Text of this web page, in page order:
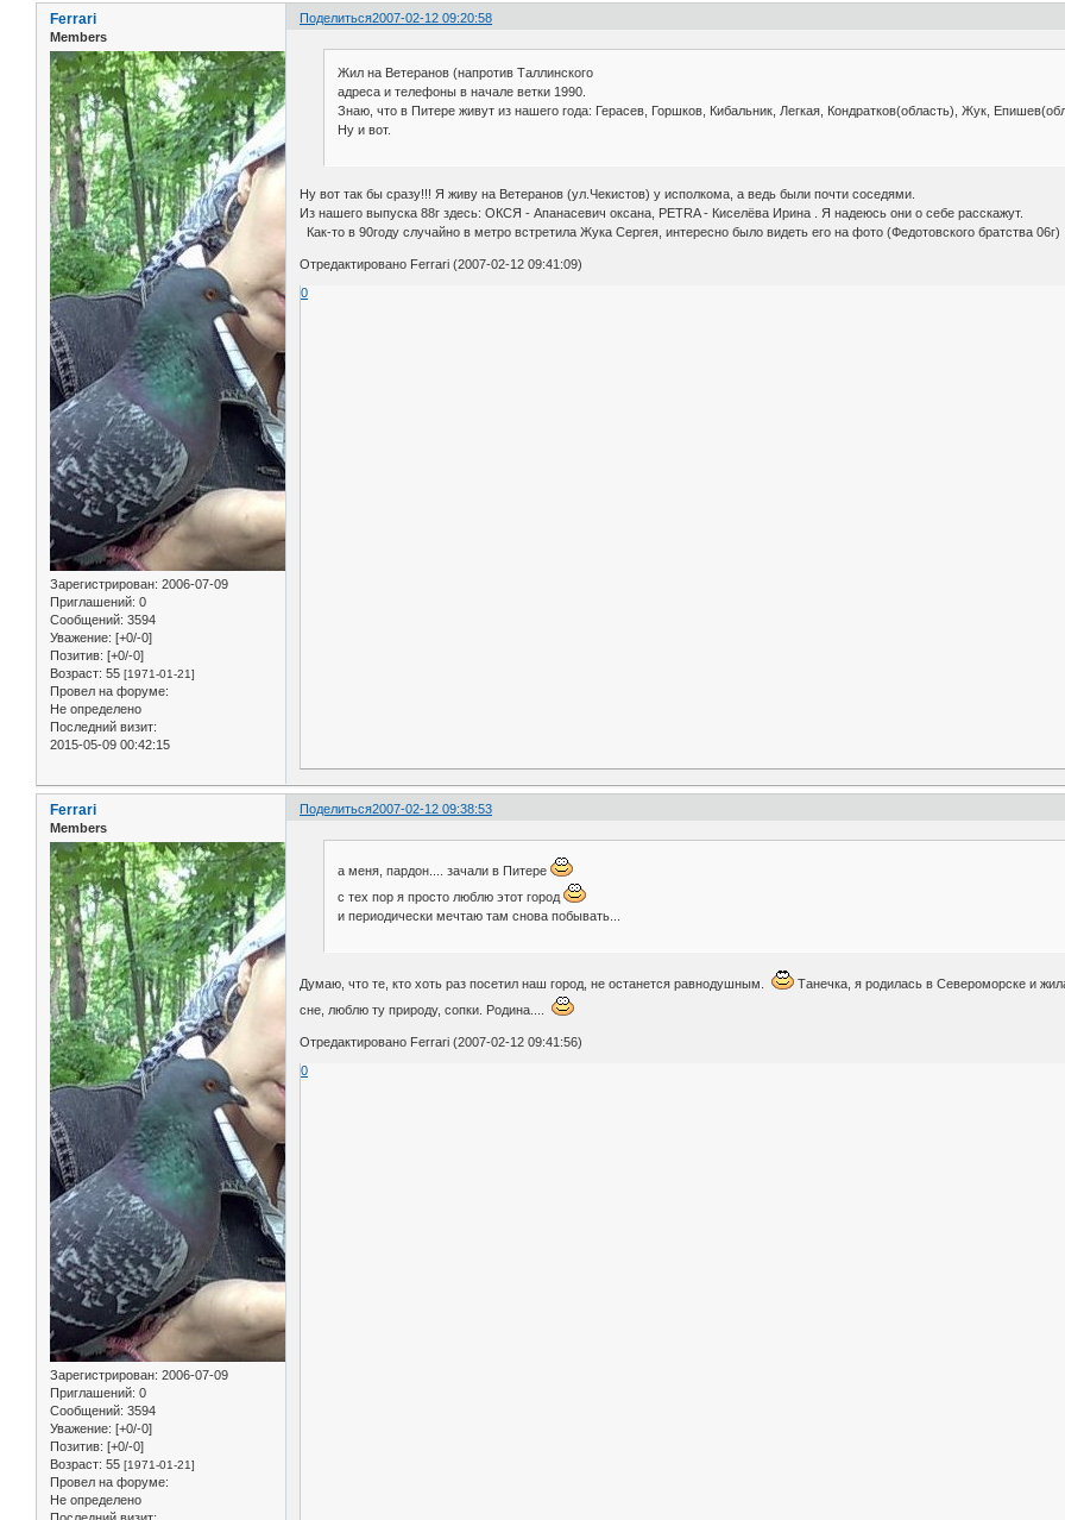
Поделиться2007-02-12 09:20:58
Ferrari
Members
Зарегистрирован: 2006-07-09
Приглашений: 0
Сообщений: 3594
Уважение: [+0/-0]
Позитив: [+0/-0]
Возраст: 55 [1971-01-21]
Провел на форуме:
Не определено
Последний визит:
2015-05-09 00:42:15
Жил на Ветеранов (напротив Таллинского
адреса и телефоны в начале ветки 1990.
Знаю, что в Питере живут из нашего года: Герасев, Горшков, Кибальник, Легкая, Кондратков(область), Жук,
Ну и вот.
Ну вот так бы сразу!!! Я живу на Ветеранов (ул.Чекистов) у исполкома, а ведь были почти соседями.
Из нашего выпуска 88г здесь: ОКСЯ - Апанасевич оксана, PETRA - Киселёва Ирина . Я надеюсь они о себе расскажут.
Как-то в 90году случайно в метро встретила Жука Сергея, интересно было видеть его на фото (Федотовского братства 06г)
Отредактировано Ferrari (2007-02-12 09:41:09)
0
Поделиться2007-02-12 09:38:53
Ferrari
Members
Зарегистрирован: 2006-07-09
Приглашений: 0
Сообщений: 3594
Уважение: [+0/-0]
Позитив: [+0/-0]
Возраст: 55 [1971-01-21]
Провел на форуме:
Не определено
а меня, пардон.... зачали в Питере
с тех пор я просто люблю этот город
и периодически мечтаю там снова побывать...
Думаю, что те, кто хоть раз посетил наш город, не останется равнодушным.
Танечка, я родилась в Североморске и
сне, люблю ту природу, сопки. Родина....
Отредактировано Ferrari (2007-02-12 09:41:56)
0